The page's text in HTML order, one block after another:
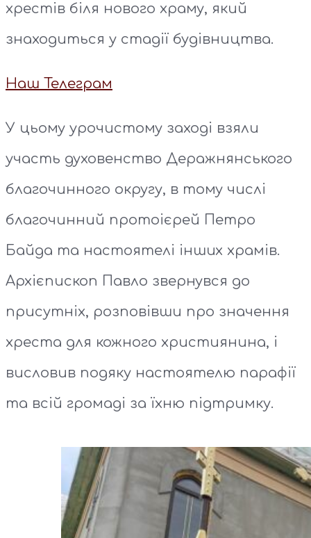
хрестів біля нового храму, який
знаходиться у стадії будівництва.
Наш Телеграм
У цьому урочистому заході взяли
участь духовенство Деражнянського
благочинного округу, в тому числі
благочинний протоієрей Петро
Байда та настоятелі інших храмів.
Архієпископ Павло звернувся до
присутніх, розповівши про значення
хреста для кожного християнина, і
висловив подяку настоятелю парафії
та всій громаді за їхню підтримку.